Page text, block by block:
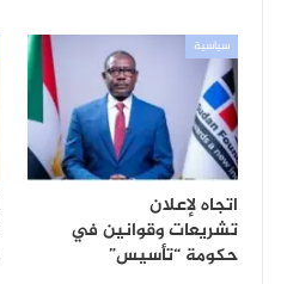
سياسية
اتجاه لإعلان
تشريعات وقوانين في
حكومة “تأسيس”